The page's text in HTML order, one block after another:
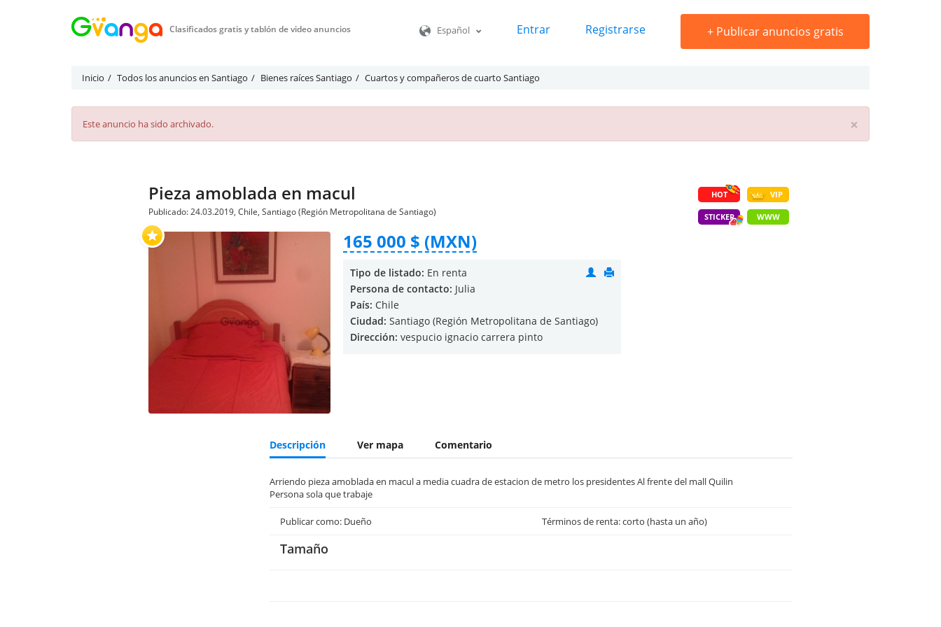
Clasificados gratis y tablón de video anuncios Español Entrar Registrarse +Publicar anuncios gratis
Inicio Todos los anuncios en Santiago Bienes raíces Santiago Cuartos y compañeros de cuarto Santiago
×
Este anuncio ha sido archivado.
HOT VIP
STICKER WWW
Pieza amoblada en macul
Publicado: 24.03.2019, Chile, Santiago (Región Metropolitana de Santiago)
165 000 $ (MXN)
Tipo de listado: En renta
Persona de contacto: Julia
País: Chile
Ciudad: Santiago (Región Metropolitana de Santiago)
Dirección: vespucio ignacio carrera pinto
Descripción Ver mapa Comentario
Arriendo pieza amoblada en macul a media cuadra de estacion de metro los presidentes Al frente del mall Quilin
Persona sola que trabaje
Publicar como: Dueño Términos de renta: corto (hasta un año)
Tamaño